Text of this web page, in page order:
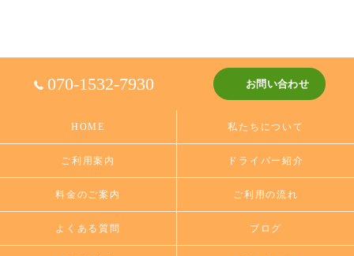
070-1532-7930 お問い合わせ
HOME 私たちについて
ご利用案内 ドライバー紹介
料金のご案内 ご利用の流れ
よくある質問 ブログ